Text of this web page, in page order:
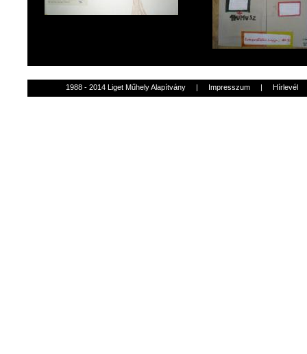
1988 - 2014 Liget Műhely Alapítvány | Impresszum | Hírlevél